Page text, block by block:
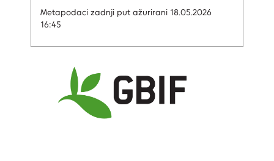
Metapodaci zadnji put ažurirani 18.05.2026
16:45